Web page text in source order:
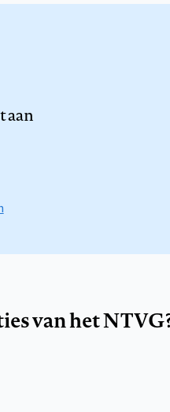
aan
van het